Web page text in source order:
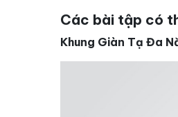
Các bài tập có
Khung Giàn Tạ Đa